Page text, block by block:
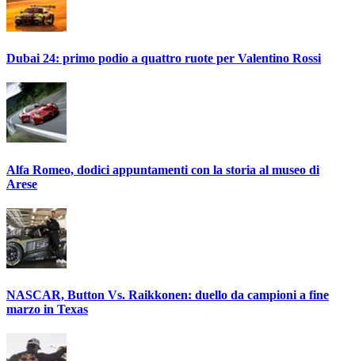
Dubai 24: primo podio a quattro ruote per Valentino Rossi
Alfa Romeo, dodici appuntamenti con la storia al museo di
Arese
NASCAR, Button Vs. Raikkonen: duello da campioni a fine
marzo in Texas